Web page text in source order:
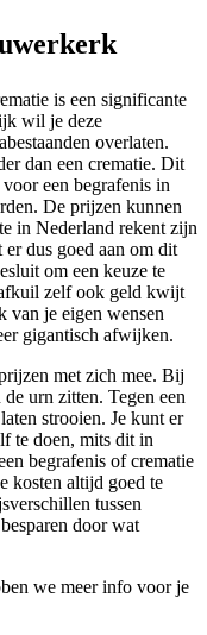
is een significante
wil je deze
overlaten.
dan een crematie. Dit
een begrafenis in
De prijzen kunnen
in Nederland rekent zijn
er dus goed aan om dit
om een keuze te
zelf ook geld kwijt
van je eigen wensen
gigantisch afwijken.
met zich mee. Bij
urn zitten. Tegen een
strooien. Je kunt er
te doen, mits dit in
begrafenis of crematie
kosten altijd goed te
tussen
door wat
we meer info voor je